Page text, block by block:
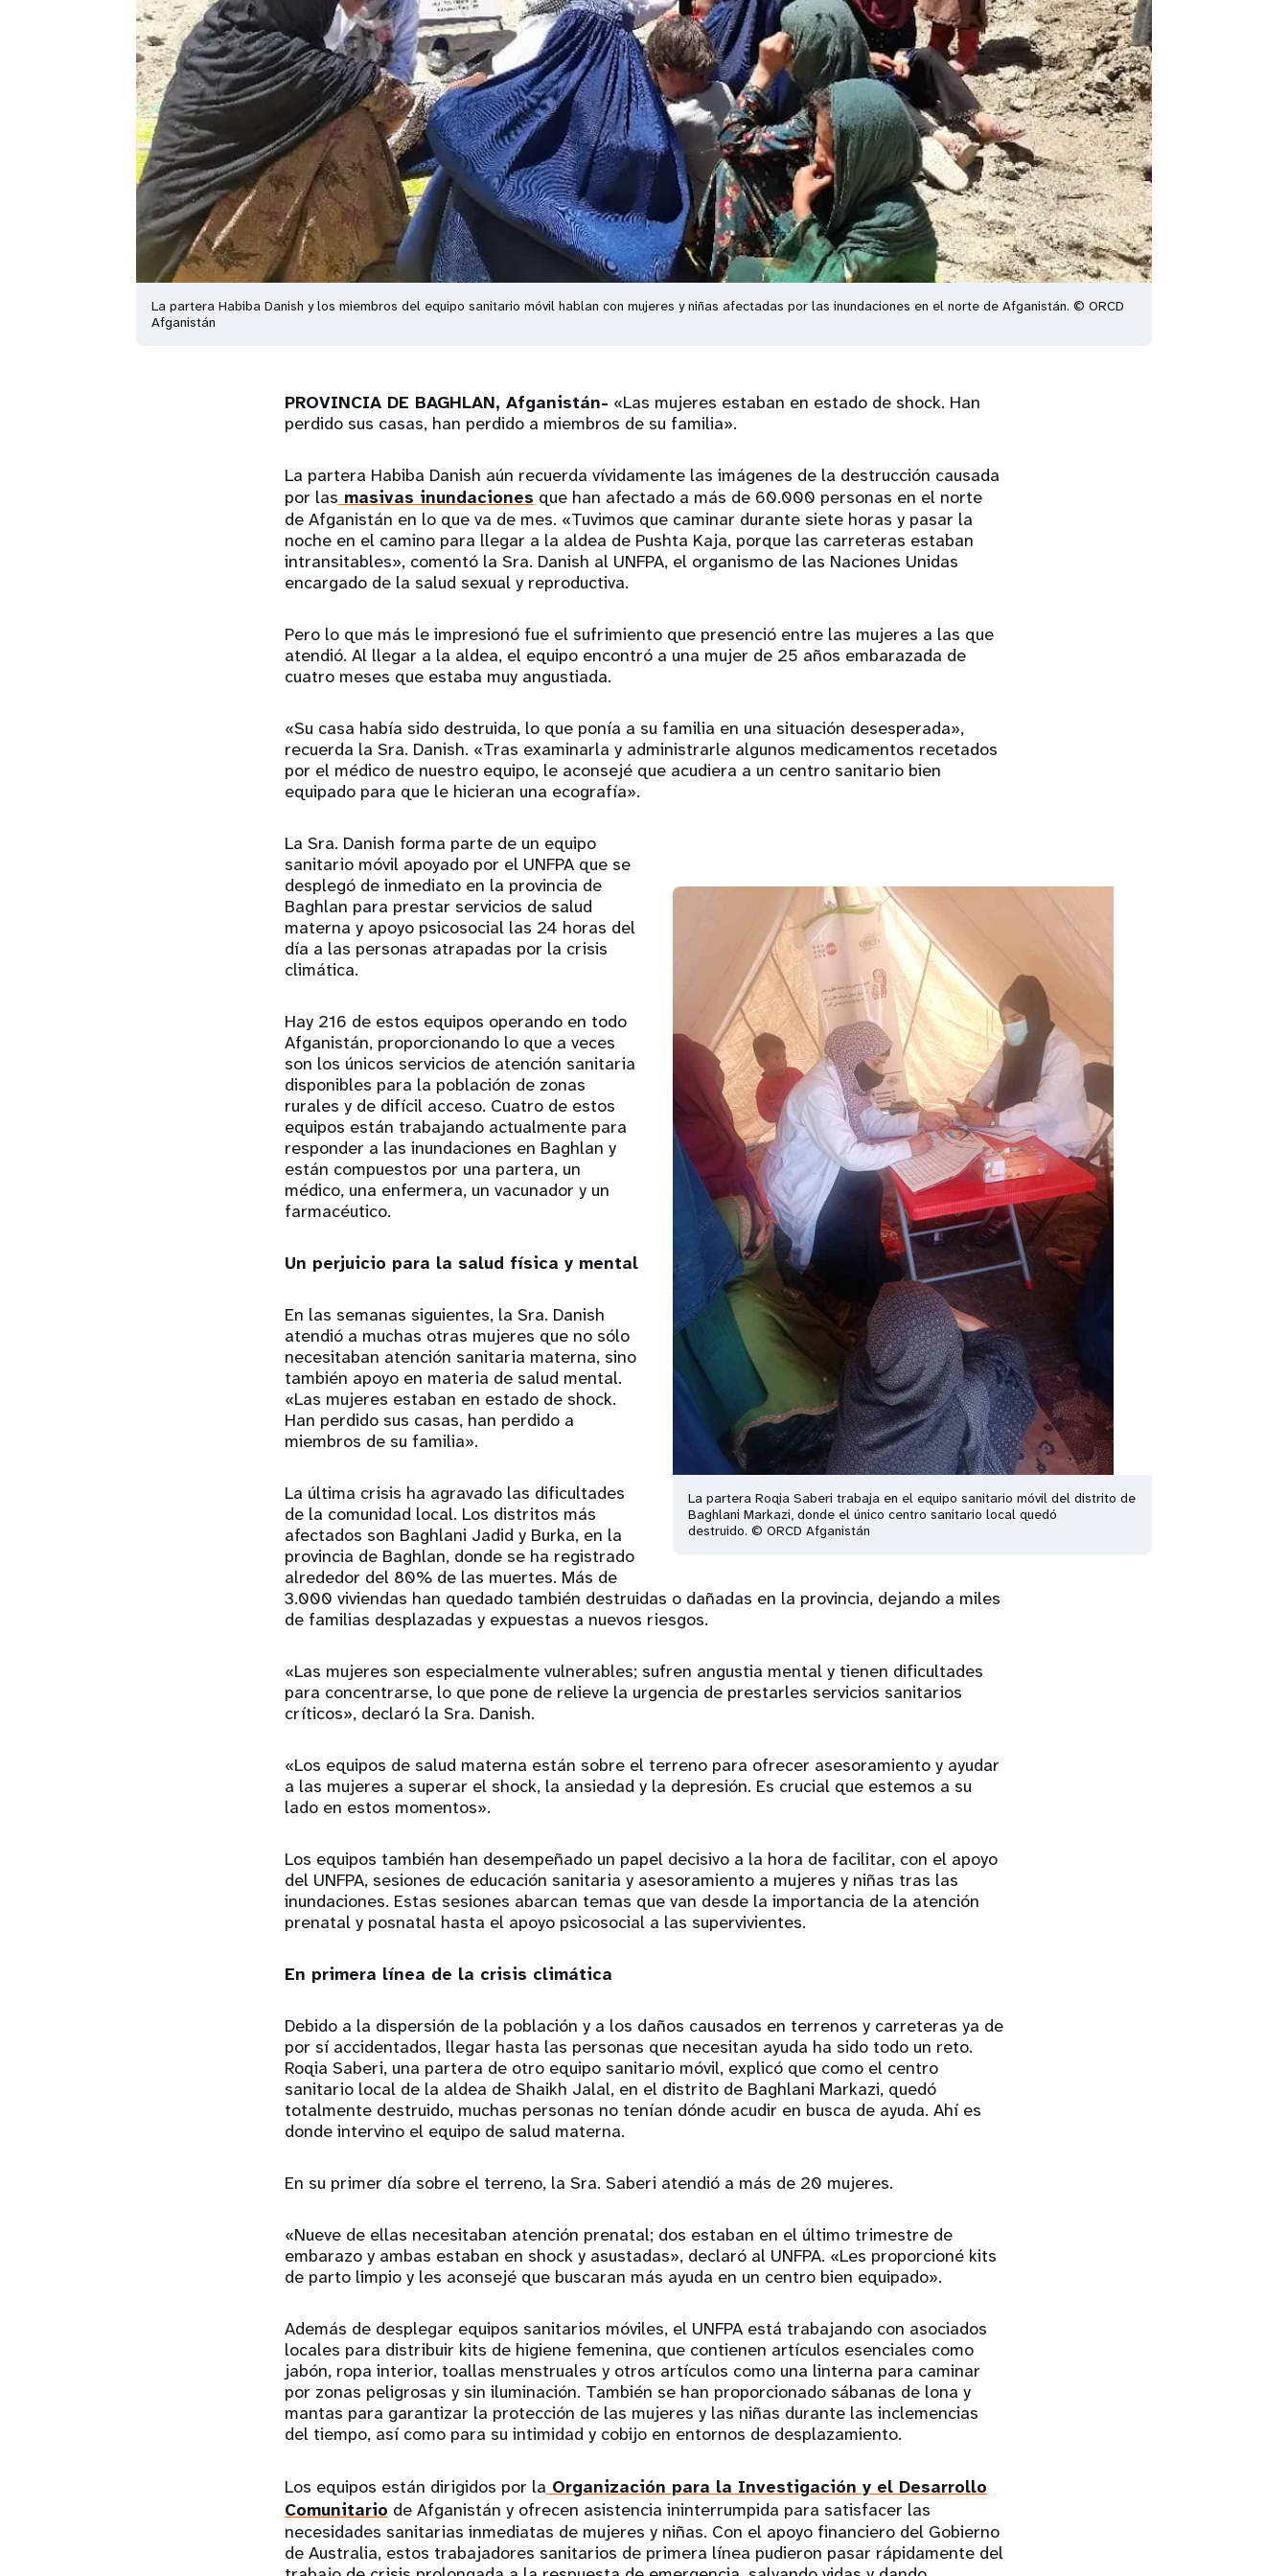
La partera Habiba Danish y los miembros del equipo sanitario móvil hablan con mujeres y niñas afectadas por las inundaciones en el norte de Afganistán. © ORCD
Afganistán
PROVINCIA DE BAGHLAN, Afganistán- «Las mujeres estaban en estado de shock. Han
perdido sus casas, han perdido a miembros de su familia».
La partera Habiba Danish aún recuerda vívidamente las imágenes de la destrucción causada
por las masivas inundaciones que han afectado a más de 60.000 personas en el norte
de Afganistán en lo que va de mes. «Tuvimos que caminar durante siete horas y pasar la
noche en el camino para llegar a la aldea de Pushta Kaja, porque las carreteras estaban
intransitables», comentó la Sra. Danish al UNFPA, el organismo de las Naciones Unidas
encargado de la salud sexual y reproductiva.
Pero lo que más le impresionó fue el sufrimiento que presenció entre las mujeres a las que
atendió. Al llegar a la aldea, el equipo encontró a una mujer de 25 años embarazada de
cuatro meses que estaba muy angustiada.
«Su casa había sido destruida, lo que ponía a su familia en una situación desesperada»,
recuerda la Sra. Danish. «Tras examinarla y administrarle algunos medicamentos recetados
por el médico de nuestro equipo, le aconsejé que acudiera a un centro sanitario bien
equipado para que le hicieran una ecografía».
La partera Roqia Saberi trabaja en el equipo sanitario móvil del distrito de
Baghlani Markazi, donde el único centro sanitario local quedó
destruido. © ORCD Afganistán
La Sra. Danish forma parte de un equipo
sanitario móvil apoyado por el UNFPA que se
desplegó de inmediato en la provincia de
Baghlan para prestar servicios de salud
materna y apoyo psicosocial las 24 horas del
día a las personas atrapadas por la crisis
climática.
Hay 216 de estos equipos operando en todo
Afganistán, proporcionando lo que a veces
son los únicos servicios de atención sanitaria
disponibles para la población de zonas
rurales y de difícil acceso. Cuatro de estos
equipos están trabajando actualmente para
responder a las inundaciones en Baghlan y
están compuestos por una partera, un
médico, una enfermera, un vacunador y un
farmacéutico.
Un perjuicio para la salud física y mental
En las semanas siguientes, la Sra. Danish
atendió a muchas otras mujeres que no sólo
necesitaban atención sanitaria materna, sino
también apoyo en materia de salud mental.
«Las mujeres estaban en estado de shock.
Han perdido sus casas, han perdido a
miembros de su familia».
La última crisis ha agravado las dificultades
de la comunidad local. Los distritos más
afectados son Baghlani Jadid y Burka, en la
provincia de Baghlan, donde se ha registrado
alrededor del 80% de las muertes. Más de
3.000 viviendas han quedado también destruidas o dañadas en la provincia, dejando a miles
de familias desplazadas y expuestas a nuevos riesgos.
«Las mujeres son especialmente vulnerables; sufren angustia mental y tienen dificultades
para concentrarse, lo que pone de relieve la urgencia de prestarles servicios sanitarios
críticos», declaró la Sra. Danish.
«Los equipos de salud materna están sobre el terreno para ofrecer asesoramiento y ayudar
a las mujeres a superar el shock, la ansiedad y la depresión. Es crucial que estemos a su
lado en estos momentos».
Los equipos también han desempeñado un papel decisivo a la hora de facilitar, con el apoyo
del UNFPA, sesiones de educación sanitaria y asesoramiento a mujeres y niñas tras las
inundaciones. Estas sesiones abarcan temas que van desde la importancia de la atención
prenatal y posnatal hasta el apoyo psicosocial a las supervivientes.
En primera línea de la crisis climática
Debido a la dispersión de la población y a los daños causados en terrenos y carreteras ya de
por sí accidentados, llegar hasta las personas que necesitan ayuda ha sido todo un reto.
Roqia Saberi, una partera de otro equipo sanitario móvil, explicó que como el centro
sanitario local de la aldea de Shaikh Jalal, en el distrito de Baghlani Markazi, quedó
totalmente destruido, muchas personas no tenían dónde acudir en busca de ayuda. Ahí es
donde intervino el equipo de salud materna.
En su primer día sobre el terreno, la Sra. Saberi atendió a más de 20 mujeres.
«Nueve de ellas necesitaban atención prenatal; dos estaban en el último trimestre de
embarazo y ambas estaban en shock y asustadas», declaró al UNFPA. «Les proporcioné kits
de parto limpio y les aconsejé que buscaran más ayuda en un centro bien equipado».
Además de desplegar equipos sanitarios móviles, el UNFPA está trabajando con asociados
locales para distribuir kits de higiene femenina, que contienen artículos esenciales como
jabón, ropa interior, toallas menstruales y otros artículos como una linterna para caminar
por zonas peligrosas y sin iluminación. También se han proporcionado sábanas de lona y
mantas para garantizar la protección de las mujeres y las niñas durante las inclemencias
del tiempo, así como para su intimidad y cobijo en entornos de desplazamiento.
Los equipos están dirigidos por la Organización para la Investigación y el Desarrollo
Comunitario de Afganistán y ofrecen asistencia ininterrumpida para satisfacer las
necesidades sanitarias inmediatas de mujeres y niñas. Con el apoyo financiero del Gobierno
de Australia, estos trabajadores sanitarios de primera línea pudieron pasar rápidamente del